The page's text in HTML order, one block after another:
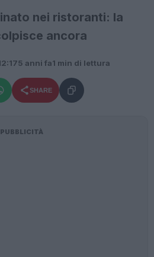
nei ristoranti: la
ancora
5 anni fa1 min di lettura
SHARE
PUBBLICITÀ